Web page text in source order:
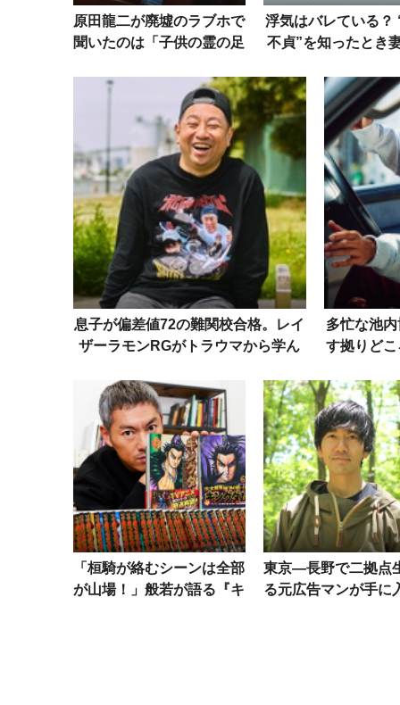
原田龍二が廃墟のラブホで
聞いたのは「子供の霊の足
レクターは嘔吐……
浮気はバレている？
不貞”を知ったとき
息子が偏差値72の難関校合格。レイ
ザーラモンRGがトラウマから学ん
多忙な池
す拠りど
「桓騎が絡むシーンは全部
が山場！」般若が語る『キ
東京―長野で二拠点
る元広告マンが手に